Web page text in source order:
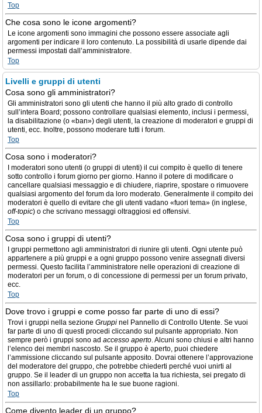
Top
Che cosa sono le icone argomenti?
Le icone argomenti sono immagini che possono essere associate agli
argomenti per indicare il loro contenuto. La possibilità di usarle dipende dai
permessi impostati dall’amministratore.
Top
Livelli e gruppi di utenti
Cosa sono gli amministratori?
Gli amministratori sono gli utenti che hanno il più alto grado di controllo
sull’intera Board; possono controllare qualsiasi elemento, inclusi i permessi,
la disabilitazione (o «ban») degli utenti, la creazione di moderatori e gruppi di
utenti, ecc. Inoltre, possono moderare tutti i forum.
Top
Cosa sono i moderatori?
I moderatori sono utenti (o gruppi di utenti) il cui compito è quello di tenere
sotto controllo i forum giorno per giorno. Hanno il potere di modificare o
cancellare qualsiasi messaggio e di chiudere, riaprire, spostare o rimuovere
qualsiasi argomento del forum da loro moderato. Generalmente il compito dei
moderatori è quello di evitare che gli utenti vadano «fuori tema» (in inglese,
off-topic) o che scrivano messaggi oltraggiosi ed offensivi.
Top
Cosa sono i gruppi di utenti?
I gruppi permettono agli amministratori di riunire gli utenti. Ogni utente può
appartenere a più gruppi e a ogni gruppo possono venire assegnati diversi
permessi. Questo facilita l’amministratore nelle operazioni di creazione di
moderatori per un forum, o di concessione di permessi per un forum privato,
ecc.
Top
Dove trovo i gruppi e come posso far parte di uno di essi?
Trovi i gruppi nella sezione Gruppi nel Pannello di Controllo Utente. Se vuoi
far parte di uno di questi procedi cliccando sul pulsante appropriato. Non
sempre però i gruppi sono ad accesso aperto. Alcuni sono chiusi e altri hanno
l’elenco dei membri nascosto. Se il gruppo è aperto, puoi chiedere
l’ammissione cliccando sul pulsante apposito. Dovrai ottenere l’approvazione
del moderatore del gruppo, che potrebbe chiederti perché vuoi unirti al
gruppo. Se il leader di un gruppo non accetta la tua richiesta, sei pregato di
non assillarlo: probabilmente ha le sue buone ragioni.
Top
Come divento leader di un gruppo?